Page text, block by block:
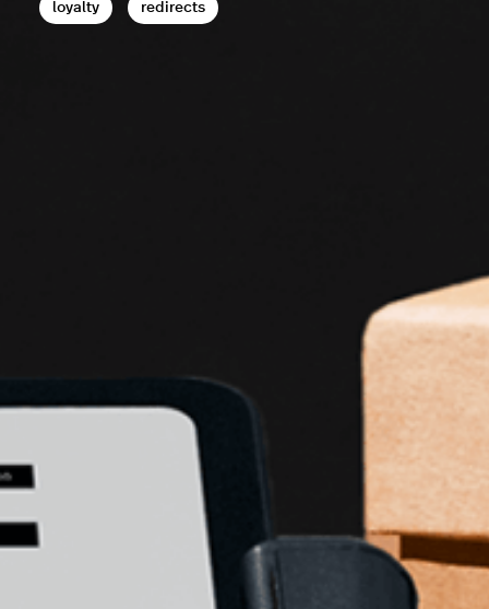
loyalty redirects